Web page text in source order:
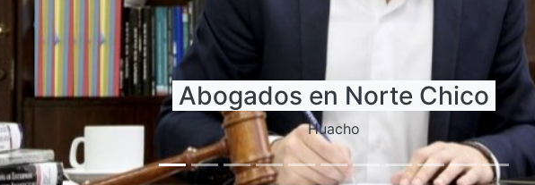
Administradores de Empresas
en Huacho